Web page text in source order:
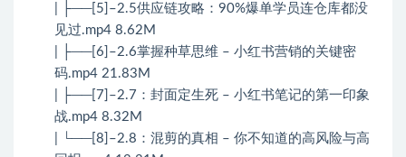
| ├──[5]–2.5供应链攻略：90%爆单学员连仓库都没
见过.mp4 8.62M
| ├──[6]–2.6掌握种草思维 – 小红书营销的关键密
码.mp4 21.83M
| ├──[7]–2.7：封面定生死 – 小红书笔记的第一印象
战.mp4 8.32M
| └──[8]–2.8：混剪的真相 – 你不知道的高风险与高